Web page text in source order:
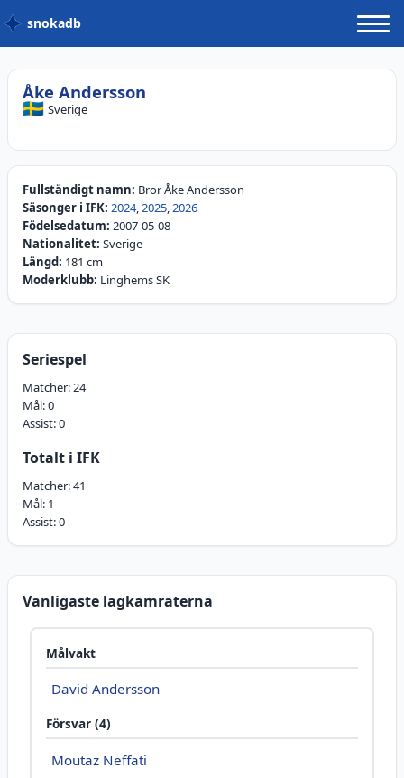
snokadb
Åke Andersson
🇸🇪 Sverige
Fullständigt namn: Bror Åke Andersson
Säsonger i IFK: 2024,2025,2026
Födelsedatum: 2007-05-08
Nationalitet: Sverige
Längd: 181 cm
Moderklubb: Linghems SK
Seriespel
Matcher:24
Mål:0
Assist:0
Totalt i IFK
Matcher:41
Mål: 1
Assist:0
Vanligaste lagkamraterna
Målvakt
David Andersson
Försvar (4)
Moutaz Neffati